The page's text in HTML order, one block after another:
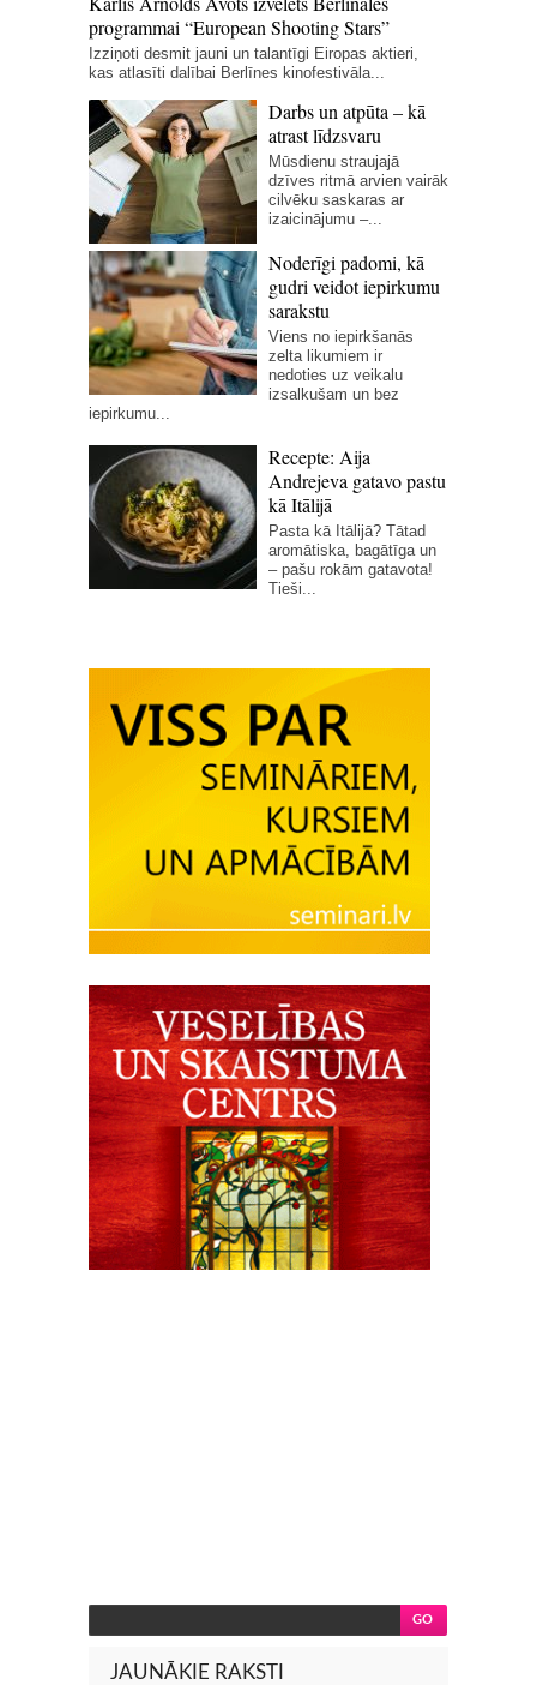
programmai “European Shooting Stars”
Izziņoti desmit jauni un talantīgi Eiropas aktieri,
kas atlasīti dalībai Berlīnes kinofestivāla...
Darbs un atpūta – kā
atrast līdzsvaru
Mūsdienu straujajā
dzīves ritmā arvien vairāk
cilvēku saskaras ar
izaicinājumu –...
Noderīgi padomi, kā
gudri veidot iepirkumu
sarakstu
Viens no iepirkšanās
zelta likumiem ir
nedoties uz veikalu
izsalkušam un bez
iepirkumu...
Recepte: Aija
Andrejeva gatavo pastu
kā Itālijā
Pasta kā Itālijā? Tātad
aromātiska, bagātīga un
– pašu rokām gatavota!
Tieši...
JAUNĀKIE RAKSTI